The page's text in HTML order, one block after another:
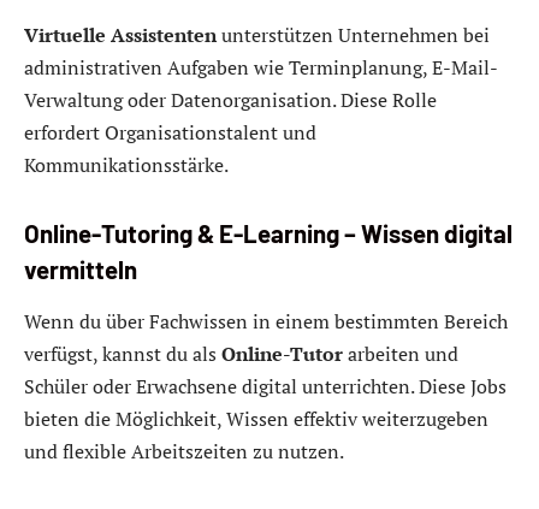
Virtuelle Assistentenunterstützen Unternehmen bei
administrativen Aufgaben wie Terminplanung, E-Mail-
Verwaltung oder Datenorganisation. Diese Rolle
erfordert Organisationstalent und
Kommunikationsstärke.
Online-Tutoring & E-Learning – Wissen digital
vermitteln
Wenn du über Fachwissen in einem bestimmten Bereich
verfügst, kannst du als Online-Tutorarbeiten und
Schüler oder Erwachsene digital unterrichten. Diese Jobs
bieten die Möglichkeit, Wissen effektiv weiterzugeben
und flexible Arbeitszeiten zu nutzen.